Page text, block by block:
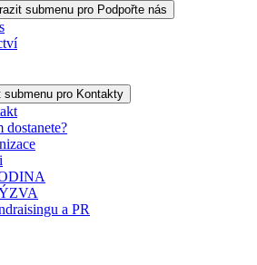
submenu pro Podpořte nás
submenu pro Kontakty
dostanete?
a PR